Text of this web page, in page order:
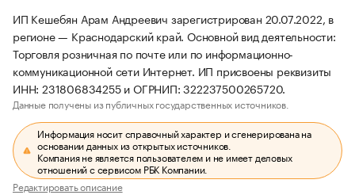
ИП Кешебян Арам Андреевич зарегистрирован 20.07.2022, в
регионе — Краснодарский край. Основной вид деятельности:
Торговля розничная по почте или по информационно-
коммуникационной сети Интернет. ИП присвоены реквизиты
ИНН: 231806834255 и ОГРНИП: 322237500265720.
Данные получены из публичных государственных источников.
Информация носит справочный характер и сгенерирована на
основании данных из открытых источников.
Компания не является пользователем и не имеет деловых
отношений с сервисом РБК Компании.
Редактировать описание